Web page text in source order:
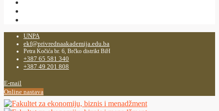
UNPA
ekf@privrednaakademija.edu.ba
Petra Kočića br. 6, Brčko distrikt BiH
+387 65 581 340
+387 49 201 808
E-mail
Online nastava